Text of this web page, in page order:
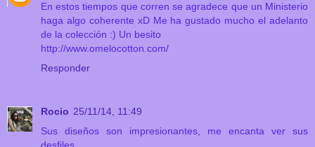
En estos tiempos que corren se agradece que un Ministerio
haga algo coherente xD Me ha gustado mucho el adelanto
de la colección :) Un besito
http://www.omelocotton.com/
Responder
Rocio 25/11/14, 11:49
Sus diseños son impresionantes, me encanta ver sus